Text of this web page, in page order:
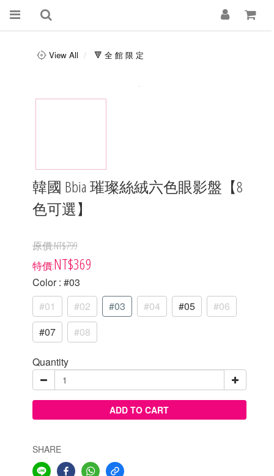
View All 🔻 全 館 限 定
韓國 Bbia 璀璨絲絨六色眼影盤【8
色可選】
NT$799
NT$369
Color: #03
#01
#02 #03 #04 #05
#06
#07
#08
Quantity
ADD TO CART
SHARE